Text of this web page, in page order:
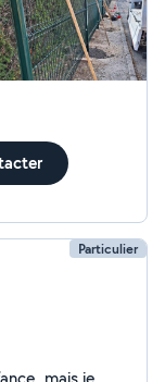
Particulier